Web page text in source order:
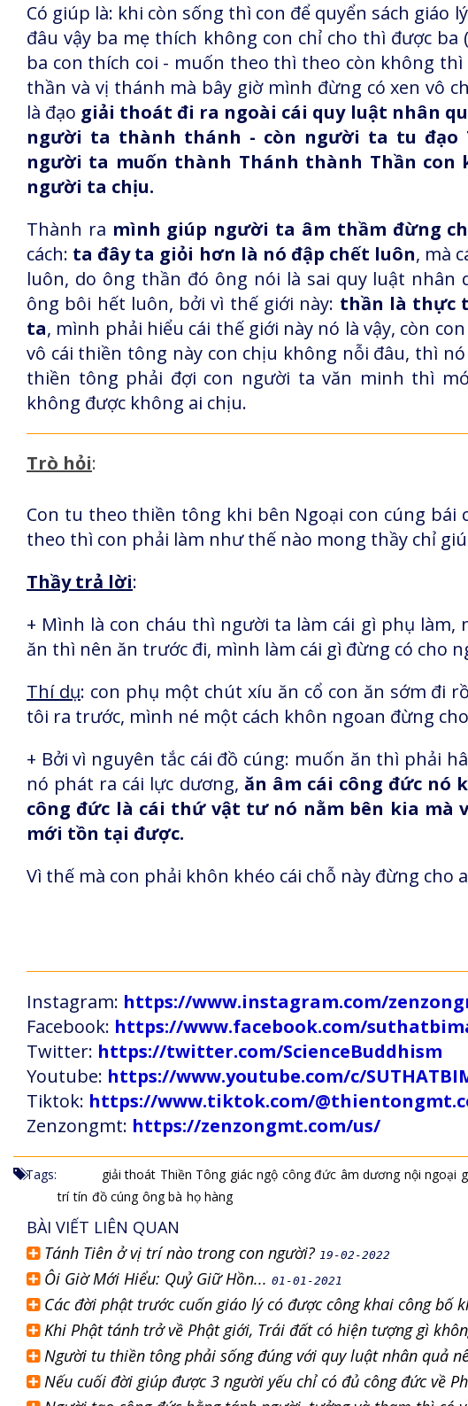
Có giúp là: khi còn sống thì con để quyển sách giáo
đâu vậy ba mẹ thích không con chỉ cho thì được
ba con thích coi - muốn theo thì theo còn không
thần và vị thánh mà bây giờ mình đừng có xen vô
là đạo giải thoát đi ra ngoài cái quy luật nhân
người ta thành thánh - còn người ta tu
người ta muốn thành Thánh thành Thần
người ta chịu.
Thành ra mình giúp người ta âm thầm đừng
cách: ta đây ta giỏi hơn là nó đập chết luôn, mà
luôn, do ông thần đó ông nói là sai quy luật nhân
ông bôi hết luôn, bởi vì thế giới này: thần là thực
ta, mình phải hiểu cái thế giới này nó là vậy, còn
vô cái thiền tông này con chịu không nỗi đâu, thì
thiền tông phải đợi con người ta văn minh thì
không được không ai chịu.
Trò hỏi:
Con tu theo thiền tông khi bên Ngoại con cúng bái
theo thì con phải làm như thế nào mong thầy chỉ
Thầy trả lời:
+ Mình là con cháu thì người ta làm cái gì phụ
ăn thì nên ăn trước đi, mình làm cái gì đừng có cho
Thí dụ: con phụ một chút xíu ăn cổ con ăn sớm đi
tôi ra trước, mình né một cách khôn ngoan đừng
+ Bởi vì nguyên tắc cái đồ cúng: muốn ăn thì phải
nó phát ra cái lực dương, ăn âm cái công đức nó
công đức là cái thứ vật tư nó nằm bên kia mà
mới tồn tại được.
Vì thế mà con phải khôn khéo cái chỗ này đừng cho
Instagram: https://www.instagram.com/
Facebook: https://www.facebook.com/
Twitter: https://twitter.com/ScienceBuddhism
Youtube: https://www.youtube.com/c/
Tiktok: https://www.tiktok.com/
Zenzongmt: https://zenzongmt.com/us/
Tags: giải thoát Thiền Tông giác ngộ công đức âm dương nội ngoại
trí tín đồ cúng ông bà họ hàng
BÀI VIẾT LIÊN QUAN
Tánh Tiên ở vị trí nào trong con người? 19-02-2022
Ôi Giờ Mới Hiểu: Quỷ Giữ Hồn... 01-01-2021
Các đời phật trước cuốn giáo lý có được công khai công bố
Khi Phật tánh trở về Phật giới, Trái đất có hiện tượng gì
Người tu thiền tông phải sống đúng với quy luật nhân quả
Nếu cuối đời giúp được 3 người yếu chỉ có đủ công đức về